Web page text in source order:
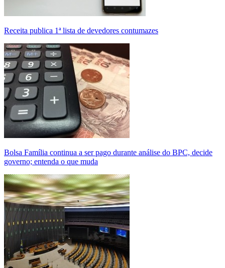
Receita publica 1ª lista de devedores contumazes
Bolsa Família continua a ser pago durante análise do BPC, decide
governo; entenda o que muda